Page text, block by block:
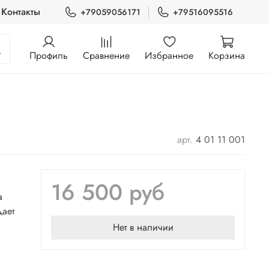
Контакты +79059056171 +79516095516
Профиль Сравнение Избранное Корзина
арт. 4 01 11 001
16 500 руб
Нет в наличии